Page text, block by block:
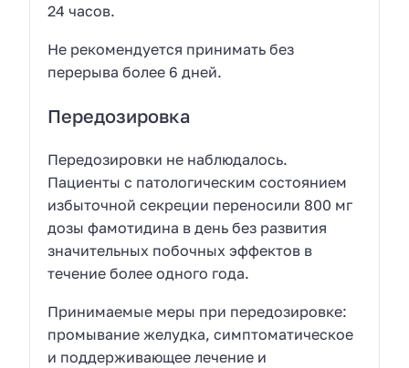
24 часов.
Не рекомендуется принимать без
перерыва более 6 дней.
Передозировка
Передозировки не наблюдалось.
Пациенты с патологическим состоянием
избыточной секреции переносили 800 мг
дозы фамотидина в день без развития
значительных побочных эффектов в
течение более одного года.
Принимаемые меры при передозировке:
промывание желудка, симптоматическое
и поддерживающее лечение и